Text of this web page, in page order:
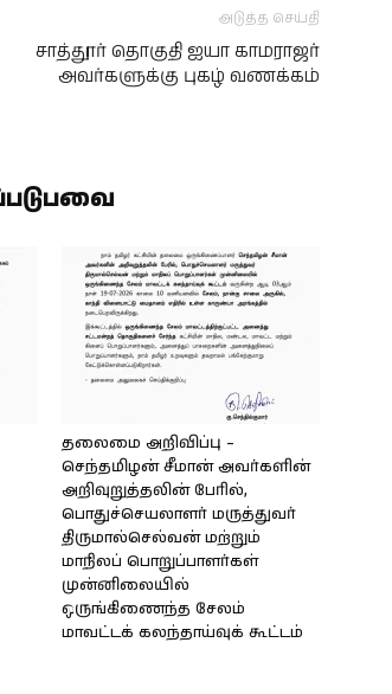
அடுத்த செய்தி
சாத்தூர் தொகுதி ஐயா காமராஜர்
அவர்களுக்கு புகழ் வணக்கம்
தலைமை அறிவிப்பு –
செந்தமிழன் சீமான் அவர்களின்
அறிவுறுத்தலின் பேரில்,
பொதுச்செயலாளர் மருத்துவர்
திருமால்செல்வன் மற்றும்
மாநிலப் பொறுப்பாளர்கள்
முன்னிலையில்
ஒருங்கிணைந்த சேலம்
மாவட்டக் கலந்தாய்வுக் கூட்டம்